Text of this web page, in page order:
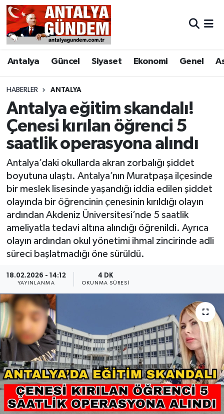
Antalya Güncel Siyaset Ekonomi Genel
HABERLER ANTALYA
Antalya eğitim skandalı!
Çenesi kırılan öğrenci 5
saatlik operasyona alındı
Antalya’daki okullarda akran zorbalığı şiddet
boyutuna ulaştı. Antalya’nın Muratpaşa ilçesinde
bir meslek lisesinde yaşandığı iddia edilen şiddet
olayında bir öğrencinin çenesinin kırıldığı olayın
ardından Akdeniz Üniversitesi’nde 5 saatlik
ameliyatla tedavi altına alındığı öğrenildi. Ayrıca
olayın ardından okul yönetimi ihmal zincirinde adli
süreci başlatmadığı öne sürüldü.
18.02.2026 - 14:12
YAYINLANMA
4 DK
OKUNMA SÜRESI
Antalya
Asayiş
Bilim & Teknoloji
Bölge
EĞİTİM
Ekonomi
Genel
Görüntülü Haber
Güncel
Magazin
Resmi İlan
Sağlık & Yaşam
Siyaset
Spor
Antalya Nöbetçi Eczaneler
Antalya Hava Durumu
Antalya Namaz Vakitleri
Antalya Trafik Yoğunluk Haritası
Süper Lig Puan Durumu ve Fikstür
Tüm Manşetler
Son Dakika Haberleri
Haber Arşivi